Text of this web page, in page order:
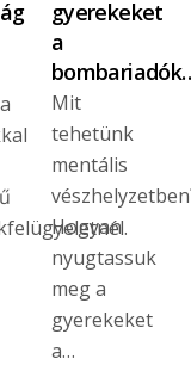
gyerekeket
a
Mit
tehetünk
mentális
Hogyan
nyugtassuk
meg a
gyerekeket
a…